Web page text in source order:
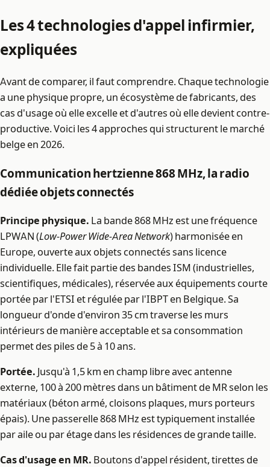
Les 4 technologies d'appel infirmier,
expliquées
Avant de comparer, il faut comprendre. Chaque technologie
a une physique propre, un écosystème de fabricants, des
cas d'usage où elle excelle et d'autres où elle devient contre-
productive. Voici les 4 approches qui structurent le marché
belge en 2026.
Communication hertzienne 868 MHz, la radio
dédiée objets connectés
Principe physique. La bande 868 MHz est une fréquence
LPWAN (Low-Power Wide-Area Network) harmonisée en
Europe, ouverte aux objets connectés sans licence
individuelle. Elle fait partie des bandes ISM (industrielles,
scientifiques, médicales), réservée aux équipements courte
portée par l'ETSI et régulée par l'IBPT en Belgique. Sa
longueur d'onde d'environ 35 cm traverse les murs
intérieurs de manière acceptable et sa consommation
permet des piles de 5 à 10 ans.
Portée. Jusqu'à 1,5 km en champ libre avec antenne
externe, 100 à 200 mètres dans un bâtiment de MR selon les
matériaux (béton armé, cloisons plaques, murs porteurs
épais). Une passerelle 868 MHz est typiquement installée
par aile ou par étage dans les résidences de grande taille.
Cas d'usage en MR. Boutons d'appel résident, tirettes de